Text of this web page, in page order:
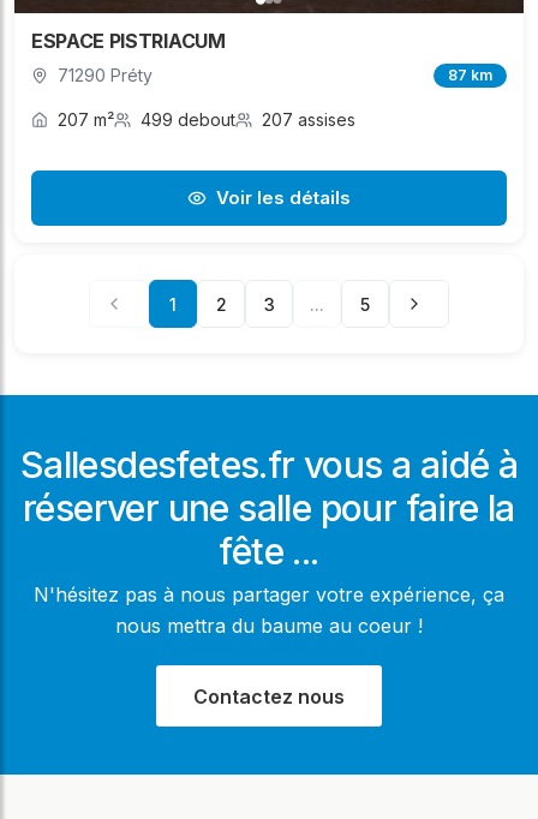
ESPACE PISTRIACUM
71290 Préty 87 km
207 m² 499 debout 207 assises
Voir les détails
1 2 3 ... 5
Sallesdesfetes.fr vous a aidé à
réserver une salle pour faire la
fête ...
N'hésitez pas à nous partager votre expérience, ça
nous mettra du baume au coeur !
Contactez nous